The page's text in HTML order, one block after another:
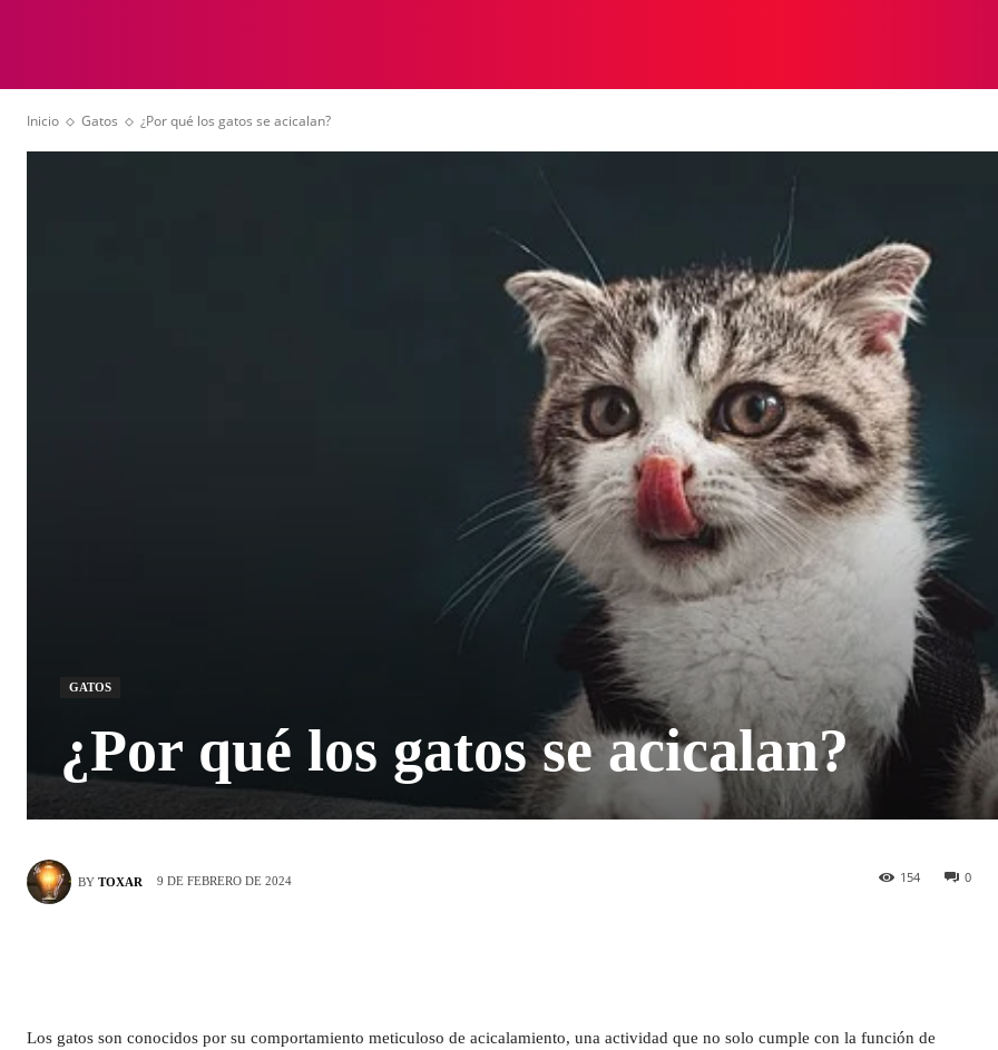
Inicio Gatos ¿Por qué los gatos se acicalan?
GATOS
¿Por qué los gatos se acicalan?
BY TOXAR 9 DE FEBRERO DE 2024 0
154
Los gatos son conocidos por su comportamiento meticuloso de acicalamiento, una actividad que no solo cumple con la función de